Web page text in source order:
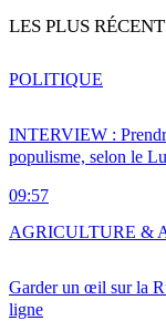
LES PLUS
INTERVIEW :
populisme, selon le
09:57
POLITIQUE
Garder un œil sur la
ligne
AGRICULTURE &